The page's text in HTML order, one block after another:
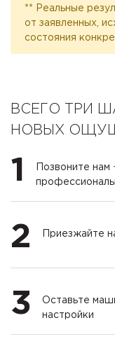
** Реальные
от заявленных,
состояния
ВСЕГО ТРИ
НОВЫХ
1 Позвоните нам
2 Приезжайте
3
Оставьте
настройки